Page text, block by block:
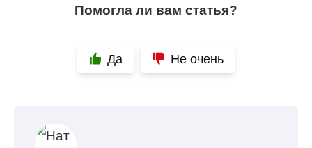
Помогла ли вам статья?
Да Не очень